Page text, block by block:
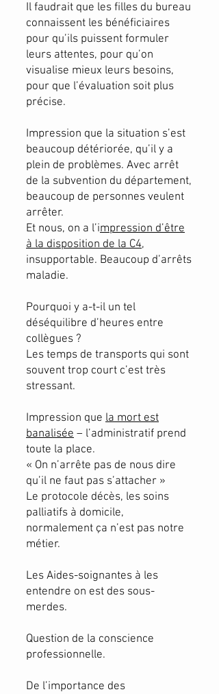
Il faudrait que les filles du bureau
connaissent les bénéficiaires
pour qu’ils puissent formuler
leurs attentes, pour qu’on
visualise mieux leurs besoins,
pour que l’évaluation soit plus
précise.
Impression que la situation s’est
beaucoup détériorée, qu’il y a
plein de problèmes. Avec arrêt
de la subvention du département,
beaucoup de personnes veulent
arrêter.
Et nous, on a l’impression d’être
à la disposition de la C4,
insupportable. Beaucoup d’arrêts
maladie.
Pourquoi y a-t-il un tel
déséquilibre d’heures entre
collègues ?
Les temps de transports qui sont
souvent trop court c’est très
stressant.
Impression que la mort est
banalisée – l’administratif prend
toute la place.
« On n’arrête pas de nous dire
qu’il ne faut pas s’attacher »
Le protocole décès, les soins
palliatifs à domicile,
normalement ça n’est pas notre
métier.
Les Aides-soignantes à les
entendre on est des sous-
merdes.
Question de la conscience
professionnelle.
De l’importance des